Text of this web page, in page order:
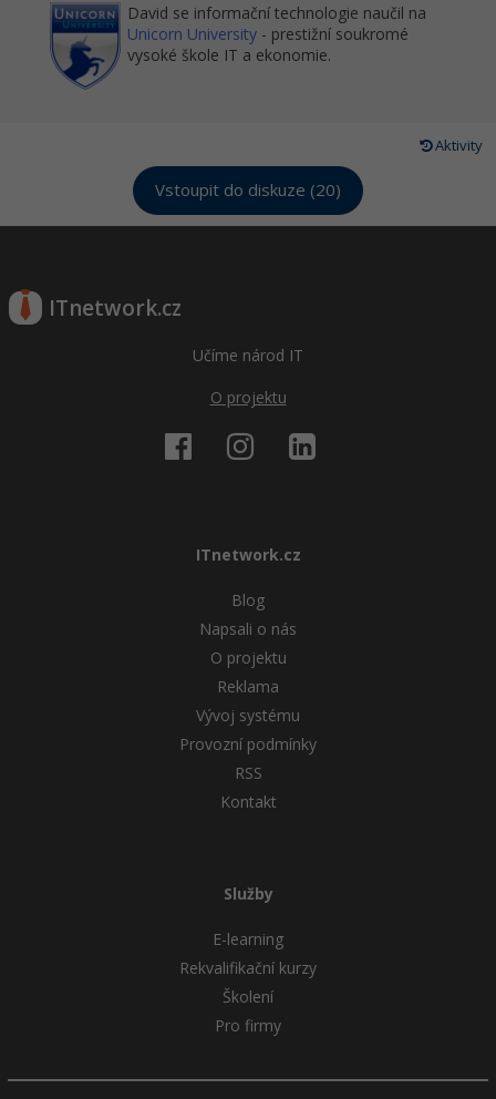
David se informační technologie naučil na
Unicorn University - prestižní soukromé
vysoké škole IT a ekonomie.
Aktivity
Vstoupit do diskuze (20)
ITnetwork.cz
Učíme národ IT
O projektu
ITnetwork.cz
Blog
Napsali o nás
O projektu
Reklama
Vývoj systému
Provozní podmínky
RSS
Kontakt
Služby
E-learning
Rekvalifikační kurzy
Školení
Pro firmy